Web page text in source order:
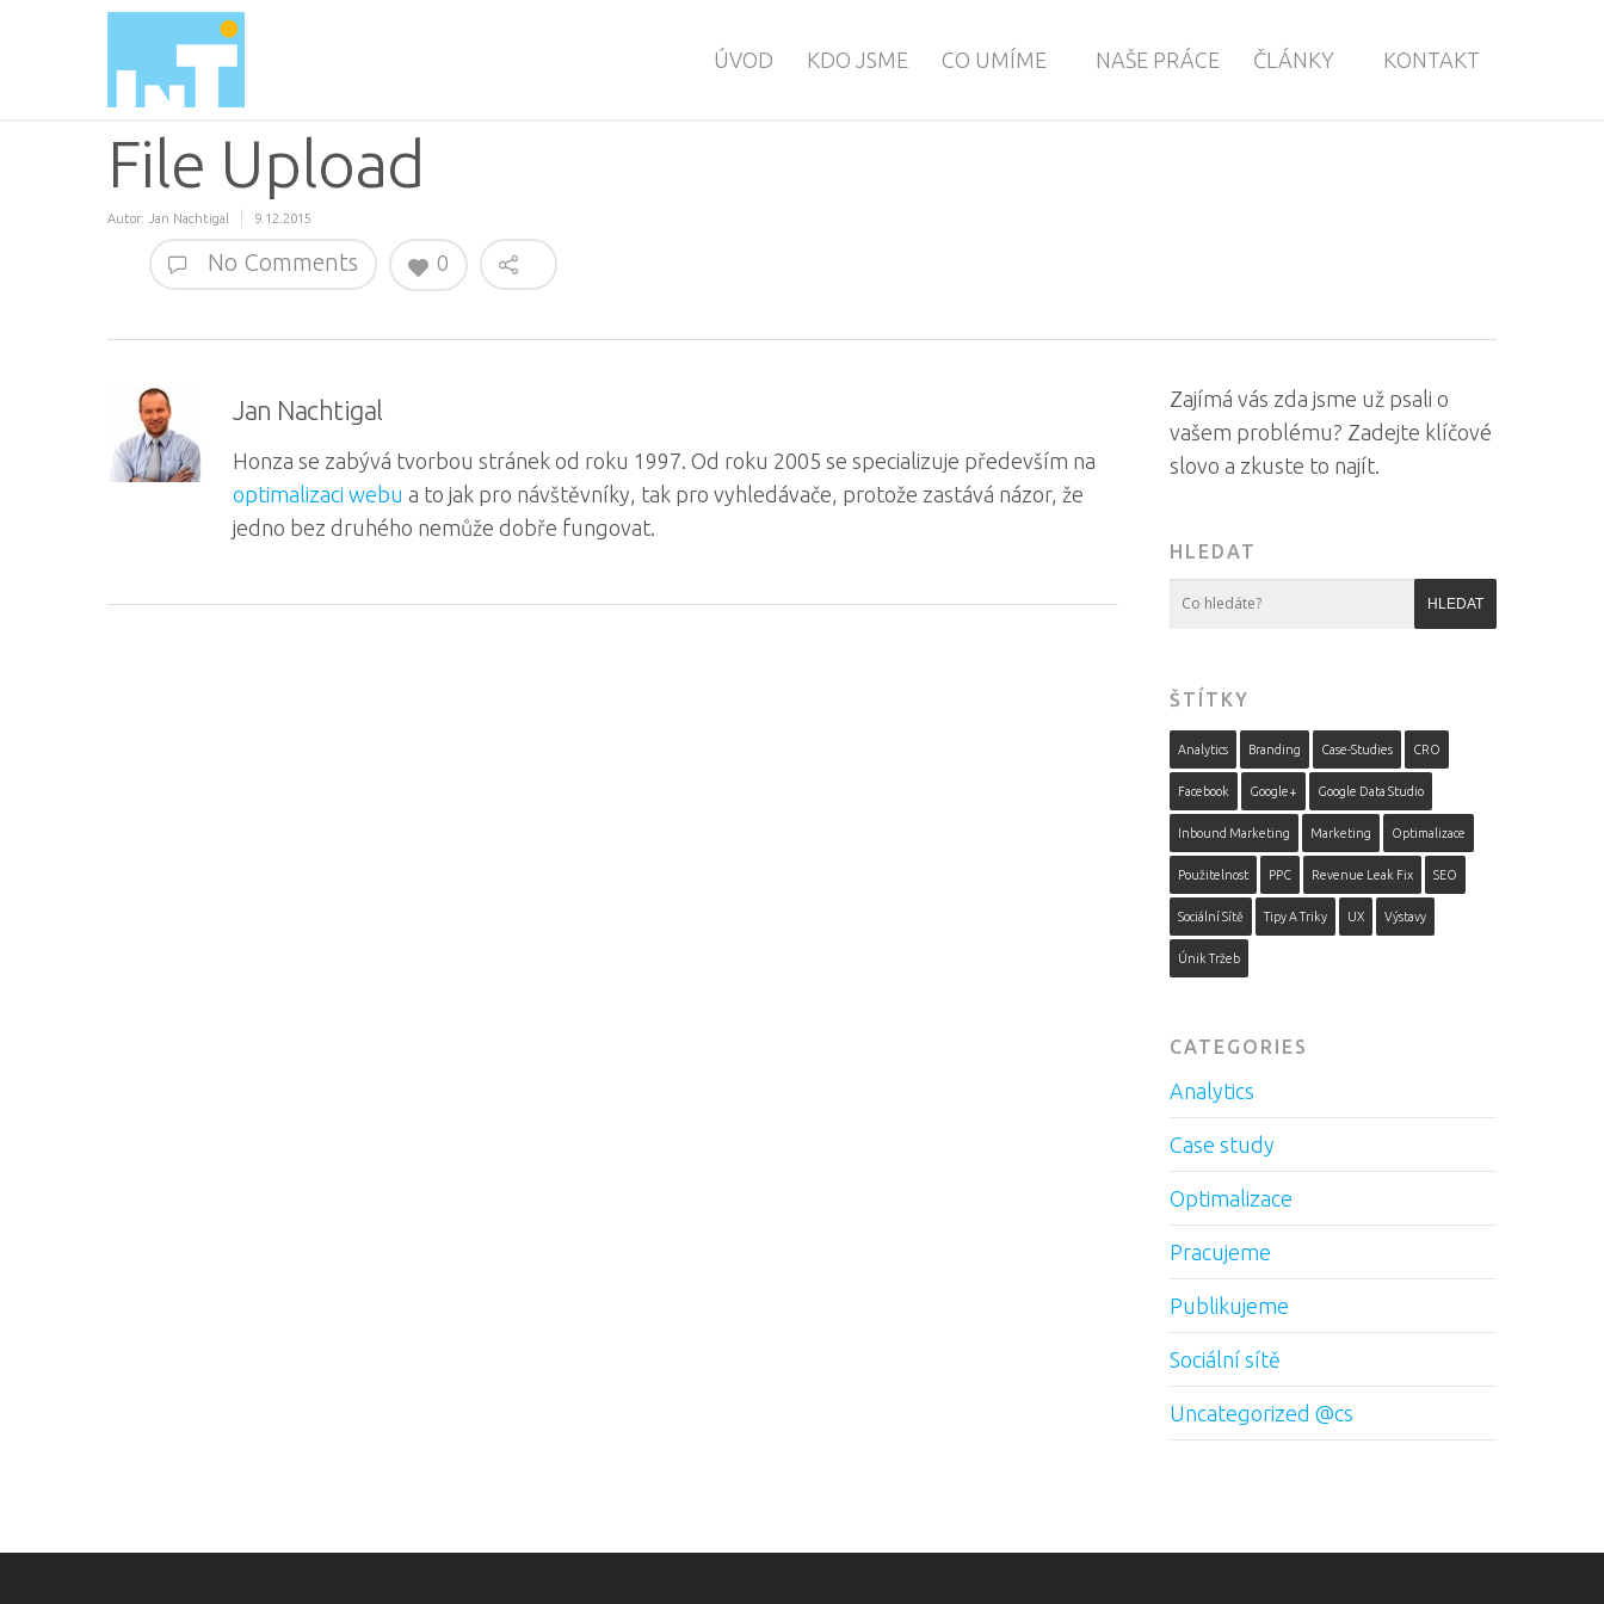
ÚVOD KDO JSME CO UMÍME NAŠE PRÁCE ČLÁNKY KONTAKT
File Upload
Autor: Jan Nachtigal 9.12.2015
No Comments 0
Jan Nachtigal
Honza se zabývá tvorbou stránek od roku 1997. Od roku 2005 se specializuje především na
optimalizaci webu a to jak pro návštěvníky, tak pro vyhledávače, protože zastává názor, že
jedno bez druhého nemůže dobře fungovat.
Zajímá vás zda jsme už psali o
vašem problému? Zadejte klíčové
slovo a zkuste to najít.
HLEDAT
ŠTÍTKY
Analytics Branding Case-Studies CRO
Facebook Google+ Google Data Studio
Inbound Marketing Marketing Optimalizace
Použitelnost PPC Revenue Leak Fix SEO
Sociální Sítě Tipy A Triky UX Výstavy
Únik Tržeb
CATEGORIES
Analytics
Case study
Optimalizace
Pracujeme
Publikujeme
Sociální sítě
Uncategorized @cs